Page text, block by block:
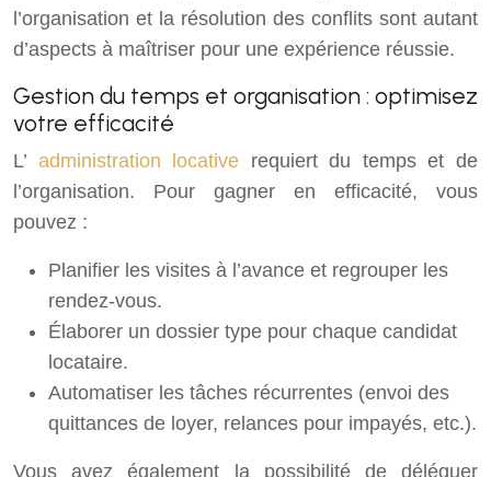
l’organisation et la résolution des conflits sont autant
d’aspects à maîtriser pour une expérience réussie.
Gestion du temps et organisation : optimisez
votre efficacité
L’ administration locative requiert du temps et de
l’organisation. Pour gagner en efficacité, vous
pouvez :
Planifier les visites à l’avance et regrouper les
rendez-vous.
Élaborer un dossier type pour chaque candidat
locataire.
Automatiser les tâches récurrentes (envoi des
quittances de loyer, relances pour impayés, etc.).
Vous avez également la possibilité de déléguer